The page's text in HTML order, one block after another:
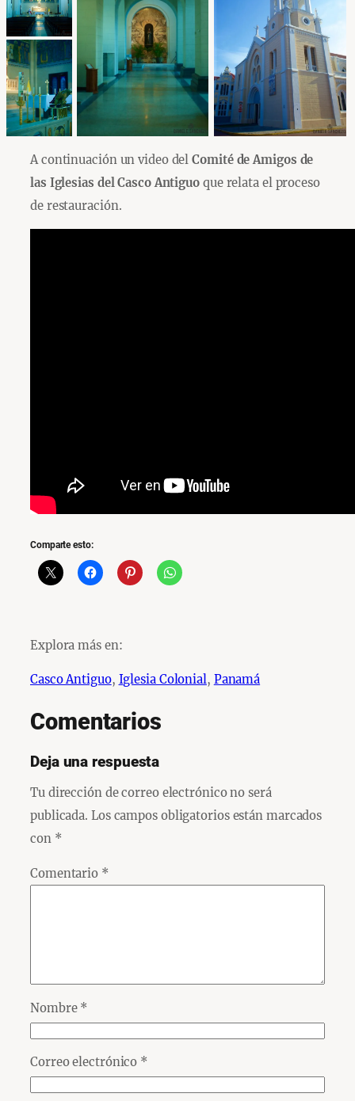
A continuación un video delComité de Amigos de
las Iglesias del Casco Antiguo que relata el proceso
de restauración.
Comparte esto:
Explora más en:
Casco Antiguo, Iglesia Colonial, Panamá
Comentarios
Deja una respuesta
Tu dirección de correo electrónico no será
publicada. Los campos obligatorios están marcados
con *
Comentario *
Nombre *
Correo electrónico *